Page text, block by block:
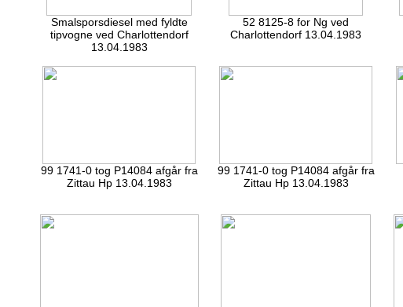
Smalsporsdiesel med fyldte
tipvogne ved Charlottendorf
13.04.1983
52 8125-8 for Ng ved
Charlottendorf 13.04.1983
99 1741-0 tog P14084 afgår fra
Zittau Hp 13.04.1983
99 1741-0 tog P14084 afgår fra
Zittau Hp 13.04.1983